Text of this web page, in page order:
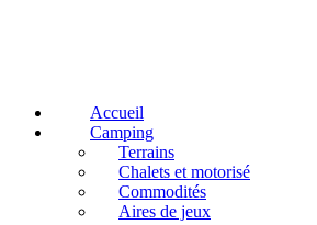
Accueil
Camping
Terrains
Chalets et motorisé
Commodités
Aires de jeux